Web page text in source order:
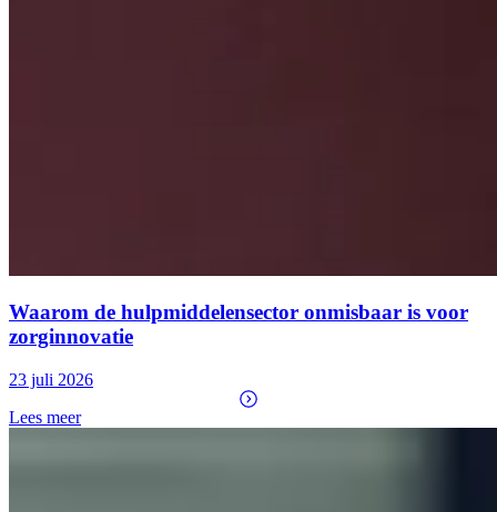
Waarom de hulpmiddelensector onmisbaar is voor
zorginnovatie
23 juli 2026
Lees meer